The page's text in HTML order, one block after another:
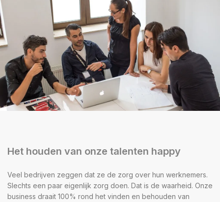
Het houden van onze talenten happy
Veel bedrijven zeggen dat ze de zorg over hun werknemers.
Slechts een paar eigenlijk zorg doen. Dat is de waarheid. Onze
business draait 100% rond het vinden en behouden van